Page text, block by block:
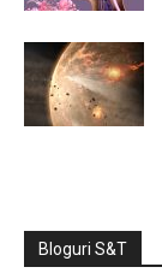
Bloguri S&T